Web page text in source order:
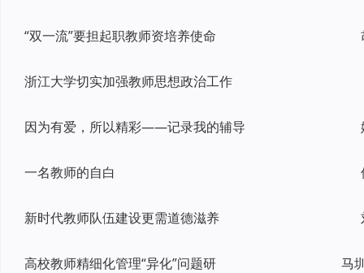
“双一流”要担起职教师资培养使命
浙江大学切实加强教师思想政治工作
因为有爱，所以精彩——记录我的辅导
一名教师的自白
新时代教师队伍建设更需道德滋养
高校教师精细化管理“异化”问题研